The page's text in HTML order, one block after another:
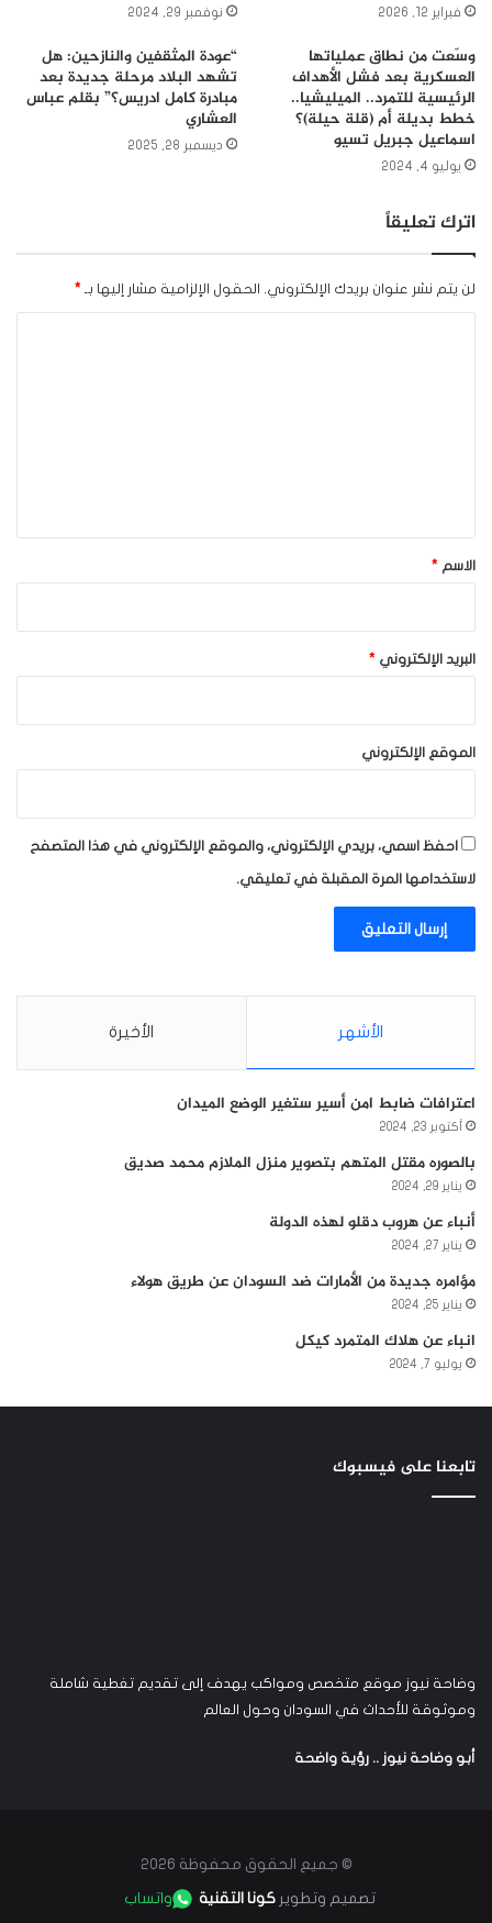
فبراير 12, 2026 نوفمبر 29, 2024
وسّعت من نطاق عملياتها
العسكرية بعد فشل الأهداف
الرئيسية للتمرد.. الميليشيا..
خطط بديلة أم (قلة حيلة)؟
اسماعيل جبريل تسيو
يوليو 4, 2024
“عودة المثقفين والنازحين: هل
تشهد البلاد مرحلة جديدة بعد
مبادرة كامل ادريس؟” بقلم عباس
العشاري
ديسمبر 28, 2025
اترك تعليقاً
لن يتم نشر عنوان بريدك الإلكتروني. الحقول الإلزامية مشار إليها بـ *
*الاسم *
البريد الإلكتروني *
الموقع الإلكتروني
احفظ اسمي، بريدي الإلكتروني، والموقع الإلكتروني في هذا المتصفح
لاستخدامها المرة المقبلة في تعليقي.
الأشهر الأخيرة
اعترافات ضابط امن أسير ستغير الوضع الميدان
أكتوبر 23, 2024
بالصوره مقتل المتهم بتصوير منزل الملازم محمد صديق
يناير 29, 2024
أنباء عن هروب دقلو لهذه الدولة
يناير 27, 2024
مؤامره جديدة من الأمارات ضد السودان عن طريق هولاء
يناير 25, 2024
انباء عن هلاك المتمرد كيكل
يوليو 7, 2024
تابعنا على فيسبوك
وضاحة نيوز موقع متخصص ومواكب يهدف إلى تقديم تغطية شاملة
وموثوقة للأحداث في السودان وحول العالم
أبو وضاحة نيوز .. رؤية واضحة
© جميع الحقوق محفوظة 2026
تصميم وتطويركونا التقنية واتساب